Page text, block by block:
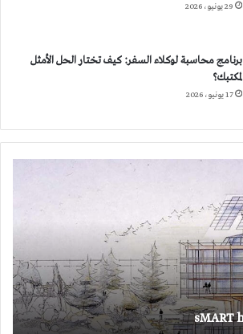
29 يونيو، 2026
برنامج محاسبة لوكلاء السفر: كيف تختار الحل الأمثل
لمكتبك؟
17 يونيو، 2026